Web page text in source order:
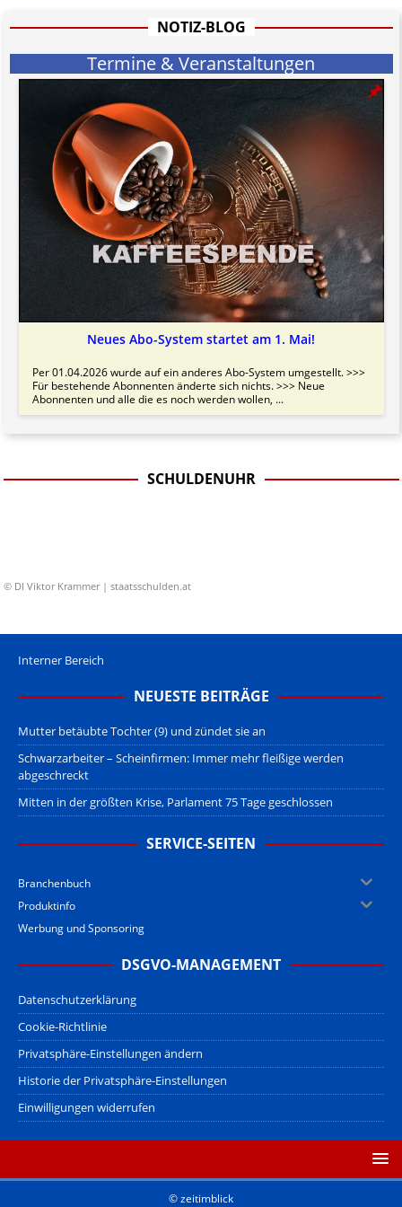
Bitte beachten Sie in dem Zusammenhang auch unsereAGB.
NOTIZ-BLOG
Termine & Veranstaltungen
Neues Abo-System startet am 1. Mai!
Per 01.04.2026 wurde auf ein anderes Abo-System umgestellt. >>>
Für bestehende Abonnenten änderte sich nichts. >>> Neue
Abonnenten und alle die es noch werden wollen, ...
SCHULDENUHR
© DI Viktor Krammer | staatsschulden.at
Interner Bereich
NEUESTE BEITRÄGE
Mutter betäubte Tochter (9) und zündet sie an
Schwarzarbeiter – Scheinfirmen: Immer mehr fleißige werden
abgeschreckt
Mitten in der größten Krise, Parlament 75 Tage geschlossen
SERVICE-SEITEN
Branchenbuch
Produktinfo
Werbung und Sponsoring
DSGVO-MANAGEMENT
Datenschutzerklärung
Cookie-Richtlinie
Privatsphäre-Einstellungen ändern
Historie der Privatsphäre-Einstellungen
Einwilligungen widerrufen
© zeitimblick